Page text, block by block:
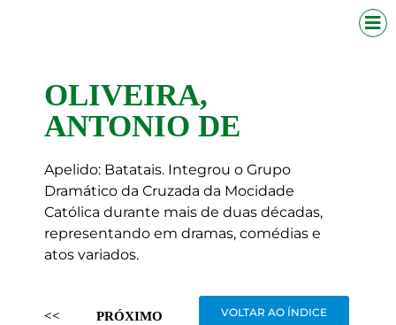
OLIVEIRA,
ANTONIO DE
Apelido: Batatais. Integrou o Grupo
Dramático da Cruzada da Mocidade
Católica durante mais de duas décadas,
representando em dramas, comédias e
atos variados.
<<
PRÓXIMO
VOLTAR AO ÍNDICE